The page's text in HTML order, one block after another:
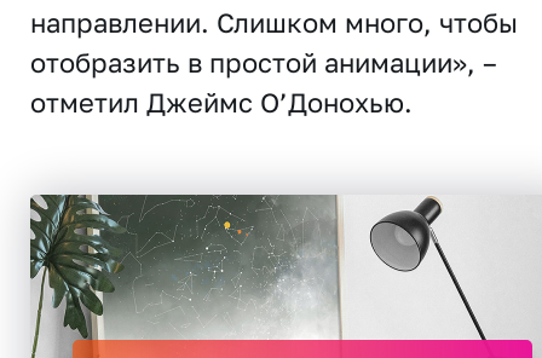
направлении. Слишком много, чтобы
отобразить в простой анимации», –
отметил Джеймс О’Донохью.